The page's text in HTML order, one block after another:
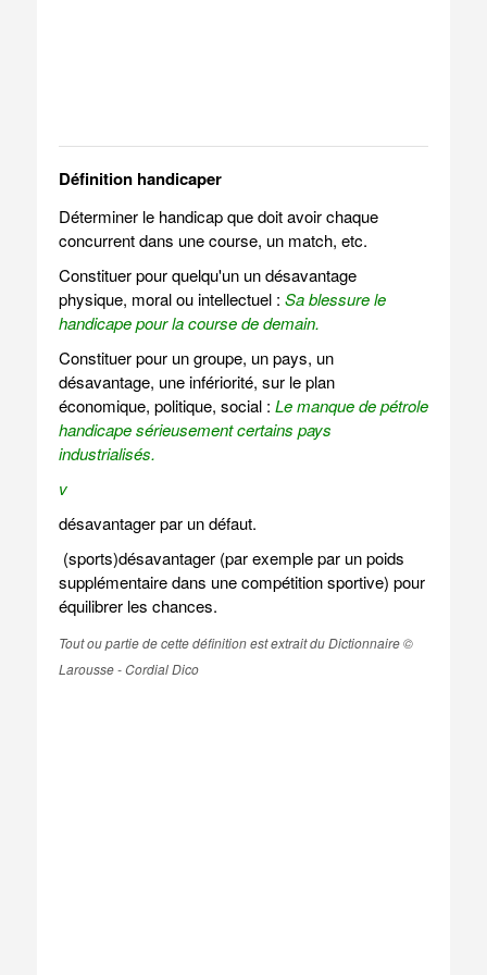
Définition handicaper
Déterminer le handicap que doit avoir chaque
concurrent dans une course, un match, etc.
Constituer pour quelqu'un un désavantage
physique, moral ou intellectuel : Sa blessure le
handicape pour la course de demain.
Constituer pour un groupe, un pays, un
désavantage, une infériorité, sur le plan
économique, politique, social : Le manque de pétrole
handicape sérieusement certains pays
industrialisés.
v
désavantager par un défaut.
(sports)désavantager (par exemple par un poids
supplémentaire dans une compétition sportive) pour
équilibrer les chances.
Tout ou partie de cette définition est extrait du Dictionnaire ©
Larousse - Cordial Dico